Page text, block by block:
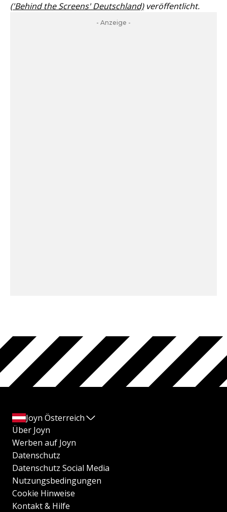
('Behind the Screens' Deutschland)veröffentlicht.
- Anzeige -
Joyn Österreich
Über Joyn
Werben auf Joyn
Datenschutz
Datenschutz Social Media
Nutzungsbedingungen
Cookie Hinweise
Kontakt & Hilfe